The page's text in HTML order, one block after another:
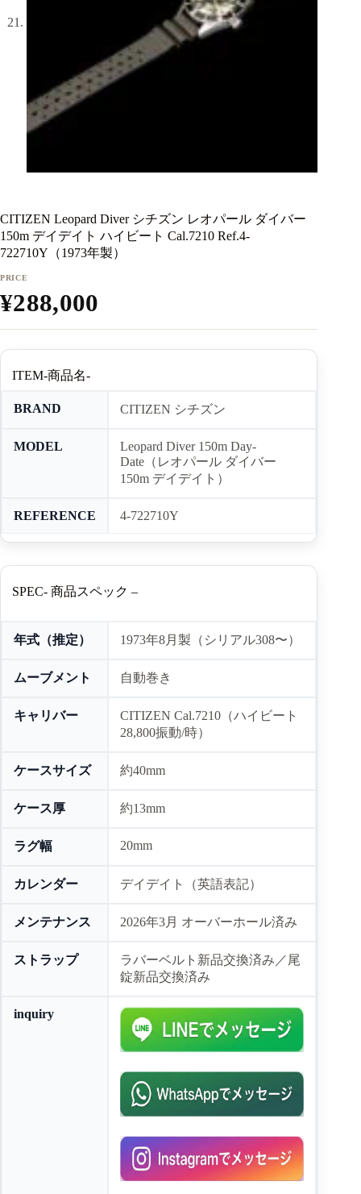
CITIZEN Leopard Diver シチズン レオパール ダイバー
150m デイデイト ハイビート Cal.7210 Ref.4-
722710Y（1973年製）
¥288,000
ITEM-商品名-
BRAND CITIZEN シチズン
MODEL
Leopard Diver 150m Day-
Date（レオパール ダイバー
150m デイデイト）
REFERENCE 4-722710Y
SPEC- 商品スペック –
年式（推定） 1973年8月製（シリアル308〜）
ムーブメント 自動巻き
キャリバー
CITIZEN Cal.7210（ハイビート
28,800振動/時）
ケースサイズ 約40mm
ケース厚 約13mm
ラグ幅 20mm
カレンダー デイデイト（英語表記）
メンテナンス 2026年3月 オーバーホール済み
ストラップ
ラバーベルト新品交換済み／尾
錠新品交換済み
inquiry